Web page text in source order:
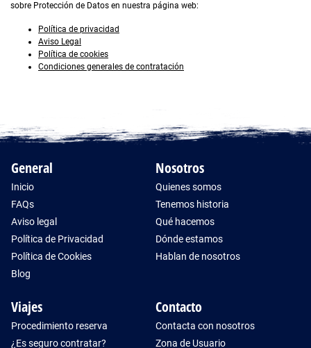
sobre Protección de Datos en nuestra página web:
Política de privacidad
Aviso Legal
Política de cookies
Condiciones generales de contratación
General
Inicio
FAQs
Aviso legal
Política de Privacidad
Política de Cookies
Blog
Nosotros
Quienes somos
Tenemos historia
Qué hacemos
Dónde estamos
Hablan de nosotros
Viajes
Procedimiento reserva
¿Es seguro contratar?
Contacto
Contacta con nosotros
Zona de Usuario